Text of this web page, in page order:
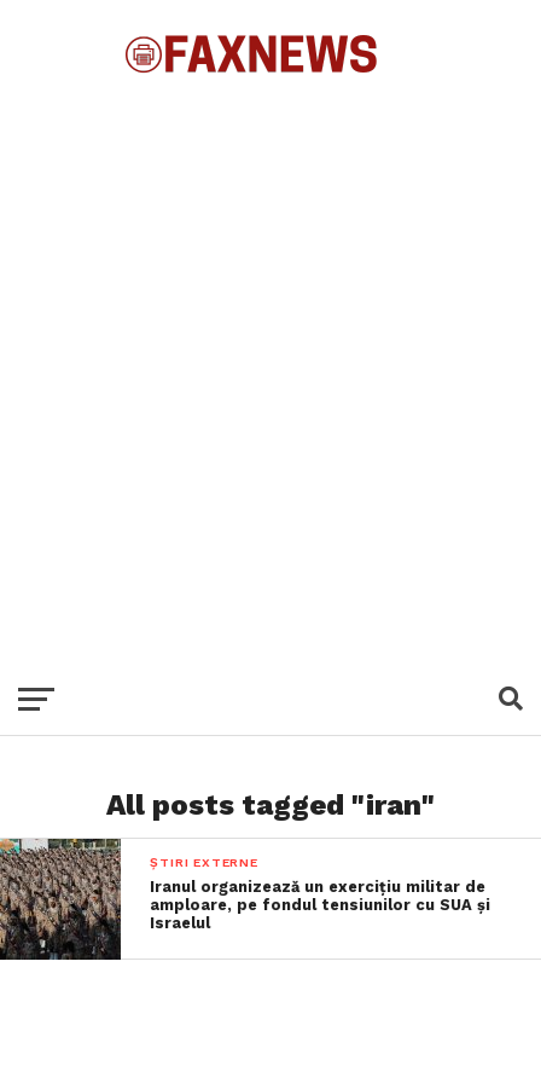
All posts tagged "iran"
ȘTIRI EXTERNE
Iranul organizează un exerciţiu militar de
amploare, pe fondul tensiunilor cu SUA şi
Israelul